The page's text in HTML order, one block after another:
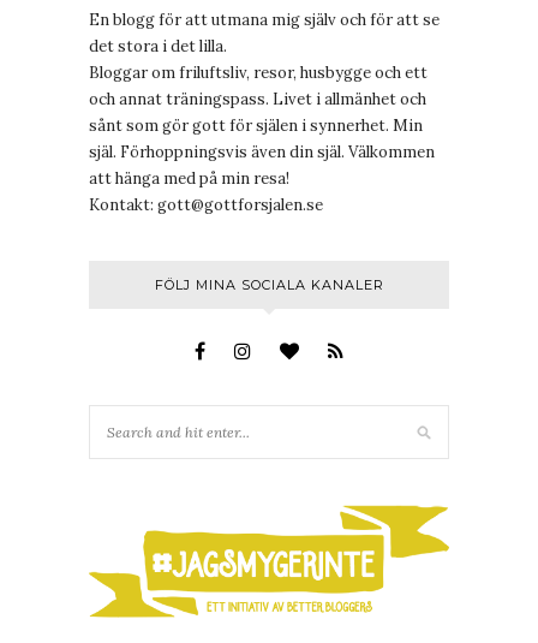
En blogg för att utmana mig själv och för att se
det stora i det lilla.
Bloggar om friluftsliv, resor, husbygge och ett
och annat träningspass. Livet i allmänhet och
sånt som gör gott för själen i synnerhet. Min
själ. Förhoppningsvis även din själ. Välkommen
att hänga med på min resa!
Kontakt: gott@gottforsjalen.se
FÖLJ MINA SOCIALA KANALER